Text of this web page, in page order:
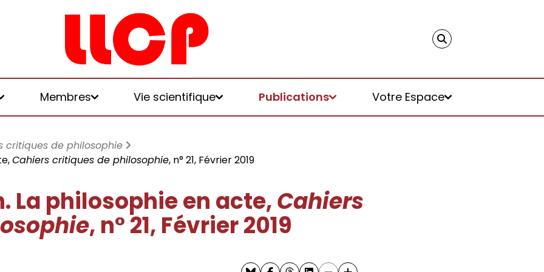
Membres Vie scientifique Publications Votre Espace
logiques de
honoraires
critiques de philosophie
Cahiers critiques de philosophie, n° 21, Février 2019
La philosophie en acte,Cahiers
, n° 21, Février 2019